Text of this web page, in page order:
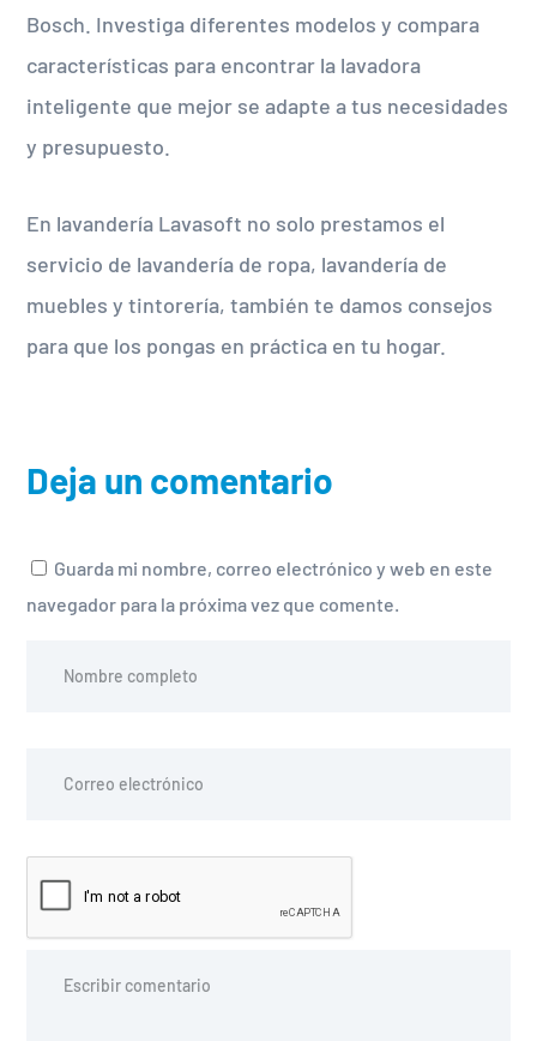
Bosch. Investiga diferentes modelos y compara
características para encontrar la lavadora
inteligente que mejor se adapte a tus necesidades
y presupuesto.
En lavandería Lavasoft no solo prestamos el
servicio de lavandería de ropa, lavandería de
muebles y tintorería, también te damos consejos
para que los pongas en práctica en tu hogar.
Deja un comentario
Guarda mi nombre, correo electrónico y web en este
navegador para la próxima vez que comente.